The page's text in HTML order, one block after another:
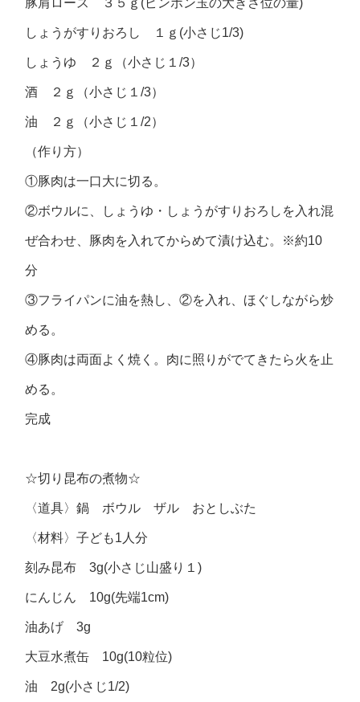
豚肩ロース ３５ｇ(ピンポン玉の大きさ位の量)
しょうがすりおろし １ｇ(小さじ1/3)
しょうゆ ２ｇ（小さじ１/3）
酒 ２ｇ（小さじ１/3）
油 ２ｇ（小さじ１/2）
（作り方）
①豚肉は一口大に切る。
②ボウルに、しょうゆ・しょうがすりおろしを入れ混
ぜ合わせ、豚肉を入れてからめて漬け込む。※約10
分
③フライパンに油を熱し、②を入れ、ほぐしながら炒
める。
④豚肉は両面よく焼く。肉に照りがでてきたら火を止
める。
完成
☆切り昆布の煮物☆
〈道具〉鍋 ボウル ザル おとしぶた
〈材料〉子ども1人分
刻み昆布 3g(小さじ山盛り１)
にんじん 10g(先端1cm)
油あげ 3g
大豆水煮缶 10g(10粒位)
油 2g(小さじ1/2)